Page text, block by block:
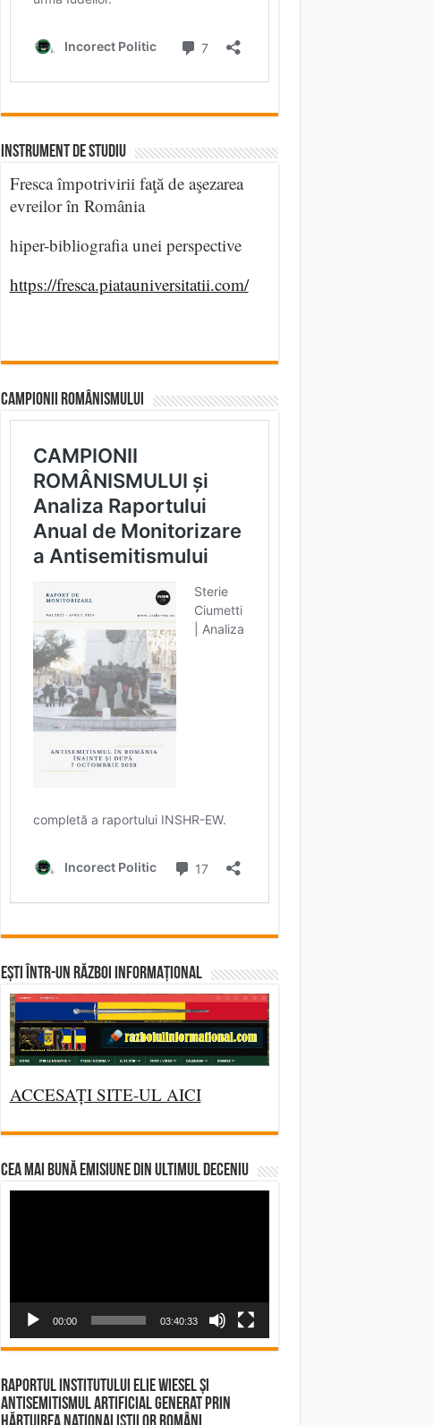
INSTRUMENT DE STUDIU
Fresca împotrivirii faţă de aşezarea
evreilor în România
hiper-bibliografia unei perspective
https://fresca.piatauniversitatii.com/
CAMPIONII ROMÂNISMULUI
Ești într-un RĂZBOI INFORMAȚIONAL
ACCESAȚI SITE-UL AICI
CEA MAI BUNĂ EMISIUNE DIN ULTIMUL DECENIU
00:00 03:40:33
Raportul Institutului Elie Wiesel și
Antisemitismul Artificial Generat prin